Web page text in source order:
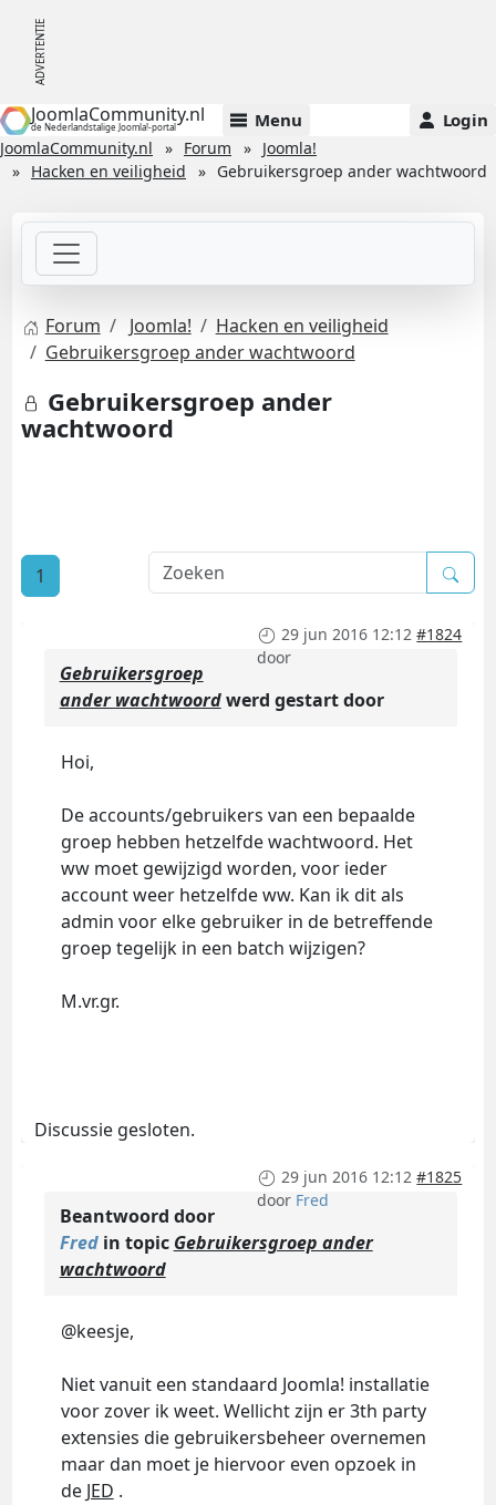
JoomlaCommunity.nl
de Nederlandstalige Joomla!-portal Menu Login
JoomlaCommunity.nl Forum
Joomla!
Hacken en veiligheid
Gebruikersgroep ander wachtwoord
Forum Joomla!
Hacken en veiligheid
Gebruikersgroep ander wachtwoord
Gebruikersgroep ander
wachtwoord
1
29 jun 2016 12:12 #1824
door
Gebruikersgroep
ander wachtwoordwerd gestart door
Hoi,
De accounts/gebruikers van een bepaalde
groep hebben hetzelfde wachtwoord. Het
ww moet gewijzigd worden, voor ieder
account weer hetzelfde ww. Kan ik dit als
admin voor elke gebruiker in de betreffende
groep tegelijk in een batch wijzigen?
M.vr.gr.
Discussie gesloten.
29 jun 2016 12:12 #1825
door Fred
Beantwoord door
Fredin topic Gebruikersgroep ander
wachtwoord
@keesje,
Niet vanuit een standaard Joomla! installatie
voor zover ik weet. Wellicht zijn er 3th party
extensies die gebruikersbeheer overnemen
maar dan moet je hiervoor even opzoek in
de JED .